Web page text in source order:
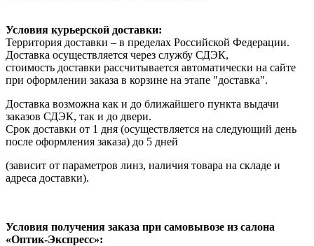
Условия курьерской доставки:
Территория доставки – в пределах Российской Федерации.
Доставка осуществляется через службу СДЭК,
стоимость доставки рассчитывается автоматически на сайте
при оформлении заказа в корзине на этапе "доставка".
Доставка возможна как и до ближайшего пункта выдачи
заказов СДЭК, так и до двери.
Срок доставки от 1 дня (осуществляется на следующий день
после оформления заказа) до 5 дней
(зависит от параметров линз, наличия товара на складе и
адреса доставки).
Условия получения заказа при самовывозе из салона
«Оптик-Экспресс»: